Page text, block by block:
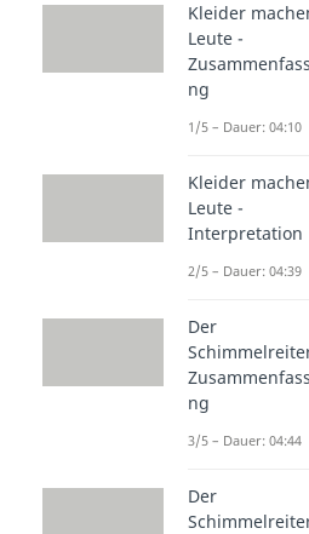
Kleider
Leute -
ng
1/5 – Dauer: 04:10
Kleider
Leute -
Interpretation
2/5 – Dauer: 04:39
Der
ng
3/5 – Dauer: 04:44
Der